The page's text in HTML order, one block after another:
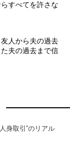
すべてを許さな
人から夫の過去
夫の過去まで信
身取引”のリアル